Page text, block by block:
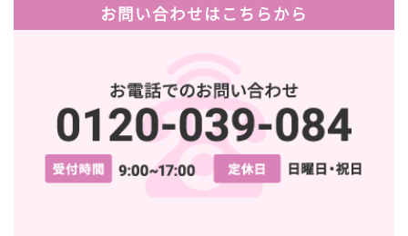
お問い合わせはこちらから